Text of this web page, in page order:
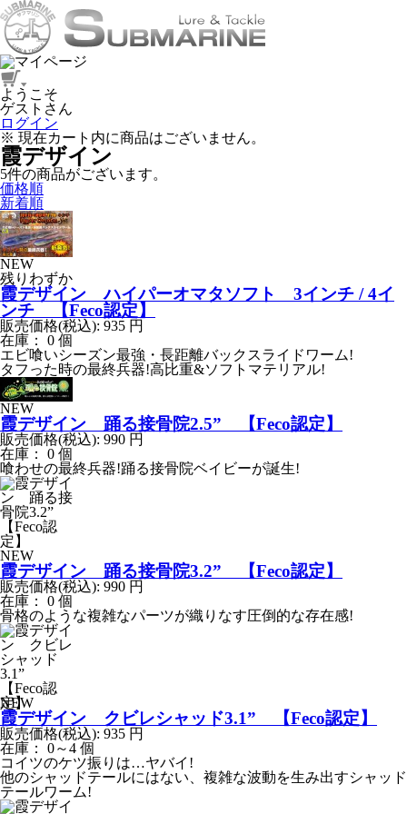
ようこそ
ゲストさん
ログイン
※ 現在カート内に商品はございません。
霞デザイン
5件の商品がございます。
価格順
新着順
NEW
残りわずか
霞デザイン ハイパーオマタソフト 3インチ / 4イ
ンチ 【Feco認定】
販売価格(税込): 935 円
在庫： 0 個
エビ喰いシーズン最強・長距離バックスライドワーム!
タフった時の最終兵器!高比重&ソフトマテリアル!
NEW
霞デザイン 踊る接骨院2.5” 【Feco認定】
販売価格(税込): 990 円
在庫： 0 個
喰わせの最終兵器!踊る接骨院ベイビーが誕生!
NEW
霞デザイン 踊る接骨院3.2” 【Feco認定】
販売価格(税込): 990 円
在庫： 0 個
骨格のような複雑なパーツが織りなす圧倒的な存在感!
NEW
霞デザイン クビレシャッド3.1” 【Feco認定】
販売価格(税込): 935 円
在庫： 0～4 個
コイツのケツ振りは…ヤバイ!
他のシャッドテールにはない、複雑な波動を生み出すシャッド
テールワーム!